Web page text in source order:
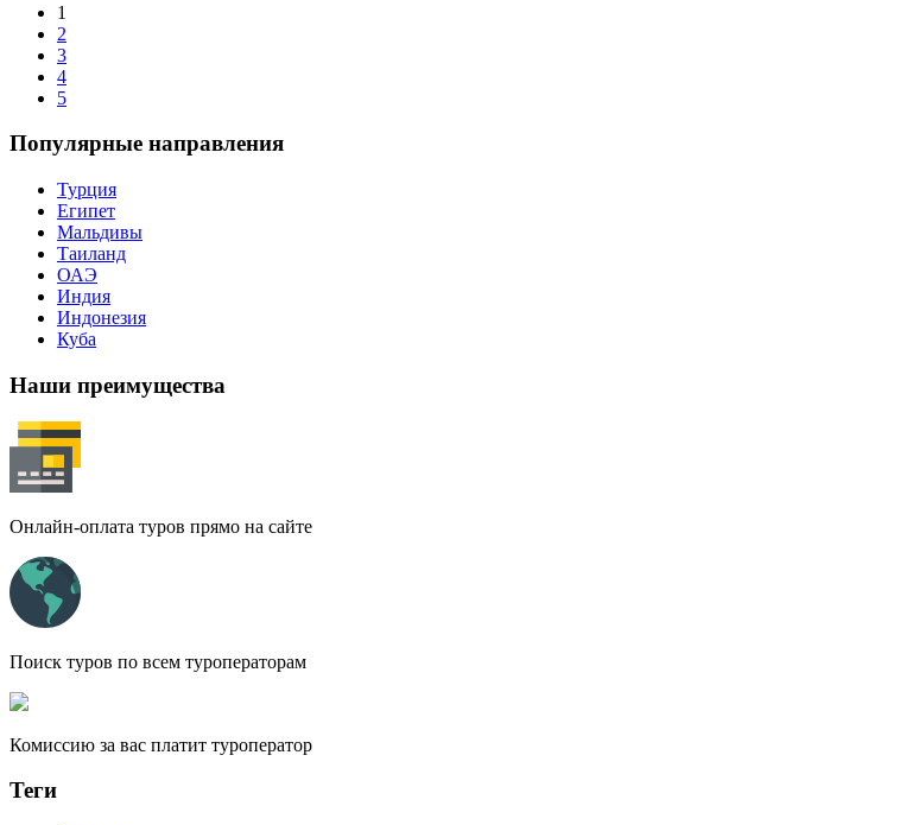
1
2
3
4
5
Популярные направления
Турция
Египет
Мальдивы
Таиланд
ОАЭ
Индия
Индонезия
Куба
Наши преимущества
Онлайн-оплата туров прямо на сайте
Поиск туров по всем туроператорам
Комиссию за вас платит туроператор
Теги